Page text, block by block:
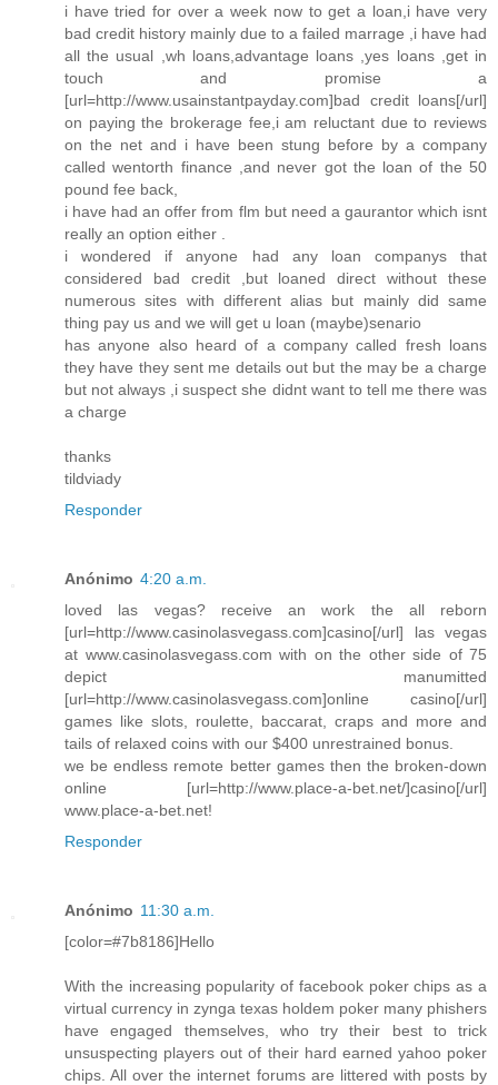
i have tried for over a week now to get a loan,i have very
bad credit history mainly due to a failed marrage ,i have had
all the usual ,wh loans,advantage loans ,yes loans ,get in
touch and promise a
[url=http://www.usainstantpayday.com]bad credit loans[/url]
on paying the brokerage fee,i am reluctant due to reviews
on the net and i have been stung before by a company
called wentorth finance ,and never got the loan of the 50
pound fee back,
i have had an offer from flm but need a gaurantor which isnt
really an option either .
i wondered if anyone had any loan companys that
considered bad credit ,but loaned direct without these
numerous sites with different alias but mainly did same
thing pay us and we will get u loan (maybe)senario
has anyone also heard of a company called fresh loans
they have they sent me details out but the may be a charge
but not always ,i suspect she didnt want to tell me there was
a charge
thanks
tildviady
Responder
Anónimo 4:20 a.m.
loved las vegas? receive an work the all reborn
[url=http://www.casinolasvegass.com]casino[/url] las vegas
at www.casinolasvegass.com with on the other side of 75
depict manumitted
[url=http://www.casinolasvegass.com]online casino[/url]
games like slots, roulette, baccarat, craps and more and
tails of relaxed coins with our $400 unrestrained bonus.
we be endless remote better games then the broken-down
online [url=http://www.place-a-bet.net/]casino[/url]
www.place-a-bet.net!
Responder
Anónimo 11:30 a.m.
[color=#7b8186]Hello
With the increasing popularity of facebook poker chips as a
virtual currency in zynga texas holdem poker many phishers
have engaged themselves, who try their best to trick
unsuspecting players out of their hard earned yahoo poker
chips. All over the internet forums are littered with posts by